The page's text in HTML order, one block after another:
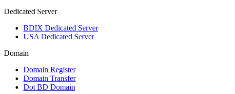
Dedicated Server
BDIX Dedicated Server
USA Dedicated Server
Domain
Domain Register
Domain Transfer
Dot BD Domain